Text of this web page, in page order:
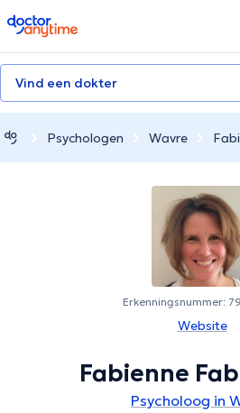
doctoranytime
Vind een dokter
Psychologen Wavre
Erkenningsnummer:
Website
Fabienne
Psycholoog in